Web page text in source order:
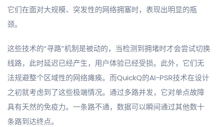
它们在面对大规模、突发性的网络拥塞时，表现出明显的瓶
颈。
这些技术的“寻路”机制是被动的，当检测到拥堵时才会尝试切换
线路，此时延迟已经产生，用户体验已经受损。此外，它们无
法规避整个区域性的网络瘫痪。而QuickQ的AI-PSR技术在设计
之初就考虑到了这些极端情况。通过多路并发，它对单点故障
具有天然的免疫力。一条路不通，数据可以瞬间通过其他数十
条路到达终点。